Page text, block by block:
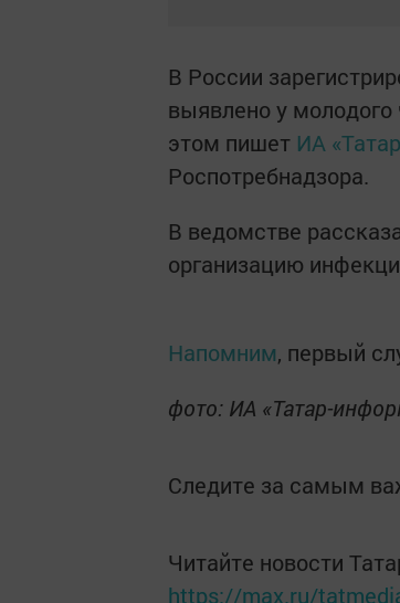
В России
выявлено у молодого
этом пишет ИА
Роспотребнадзора.
В ведомстве
организацию
Напомним, первый
фото: ИА «Татар-
Следите за самым
Читайте новости
https://max.ru/